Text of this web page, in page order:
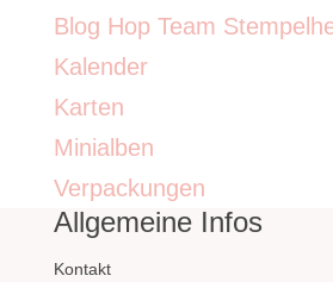
Blog Hop Team
Kalender
Karten
Minialben
Verpackungen
Allgemeine Infos
Kontakt